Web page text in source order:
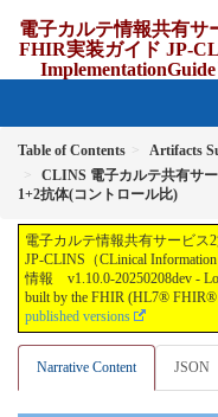
電子カルテ情報共有
FHIR実装ガイド JP-
Table of Contents
Artifacts
CLINS 電子カルテ共有サ
1+2抗体(コントロール比)
電子カルテ情報共有サービ
JP-CLINS（CLinical
情報 v1.10.0-20250208dev -
built by the FHIR (HL7® FHIR®
published versions
Narrative Content JSON